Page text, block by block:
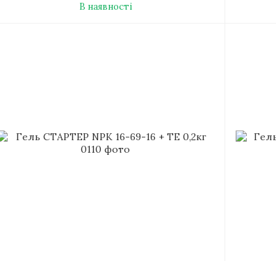
В наявності